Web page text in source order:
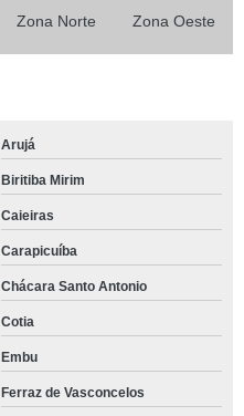
Zona Norte Zona Oeste
Arujá
Biritiba Mirim
Caieiras
Carapicuíba
Chácara Santo Antonio
Cotia
Embu
Ferraz de Vasconcelos